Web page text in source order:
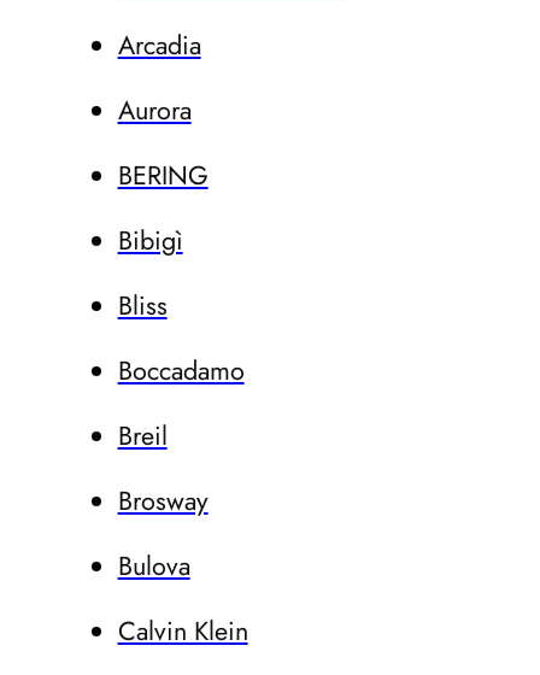
Arcadia
Aurora
BERING
Bibigì
Bliss
Boccadamo
Breil
Brosway
Bulova
Calvin Klein